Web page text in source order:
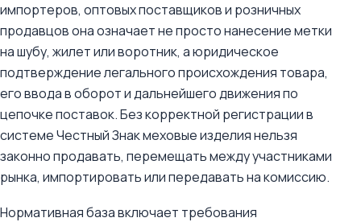
импортеров, оптовых поставщиков и розничных
продавцов она означает не просто нанесение метки
на шубу, жилет или воротник, а юридическое
подтверждение легального происхождения товара,
его ввода в оборот и дальнейшего движения по
цепочке поставок. Без корректной регистрации в
системе Честный Знак меховые изделия нельзя
законно продавать, перемещать между участниками
рынка, импортировать или передавать на комиссию.
Нормативная база включает требования